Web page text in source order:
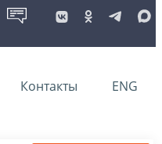
Контакты ENG